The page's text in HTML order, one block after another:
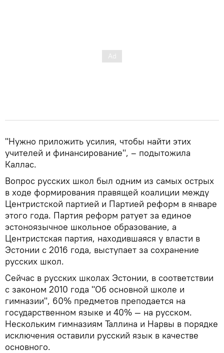
"Нужно приложить усилия, чтобы найти этих
учителей и финансирование", – подытожила
Каллас.
Вопрос русских школ был одним из самых острых
в ходе формирования правящей коалиции между
Центристской партией и Партией реформ в январе
этого года. Партия реформ ратует за единое
эстоноязычное школьное образование, а
Центристская партия, находившаяся у власти в
Эстонии с 2016 года, выступает за сохранение
русских школ.
Сейчас в русских школах Эстонии, в соответствии
с законом 2010 года "Об основной школе и
гимназии", 60% предметов преподается на
государственном языке и 40% — на русском.
Нескольким гимназиям Таллина и Нарвы в порядке
исключения оставили русский язык в качестве
основного.